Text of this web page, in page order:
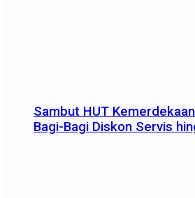
Sambut HUT
Bagi-Bagi Diskon Servis